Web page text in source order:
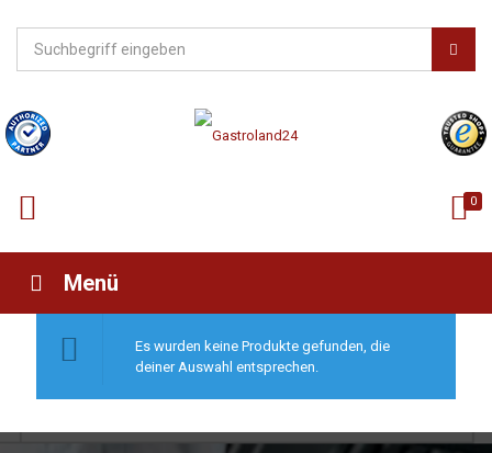
0
Menü
Es wurden keine Produkte gefunden, die
deiner Auswahl entsprechen.